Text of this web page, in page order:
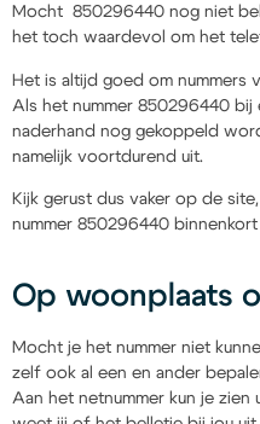
Mocht 850296440 nog niet
het toch waardevol om het
Het is altijd goed om nummers
Als het nummer 850296440
naderhand nog gekoppeld
namelijk voortdurend uit.
Kijk gerust dus vaker op de
nummer 850296440
Op woonplaats
Mocht je het nummer niet
zelf ook al een en ander
Aan het netnummer kun je